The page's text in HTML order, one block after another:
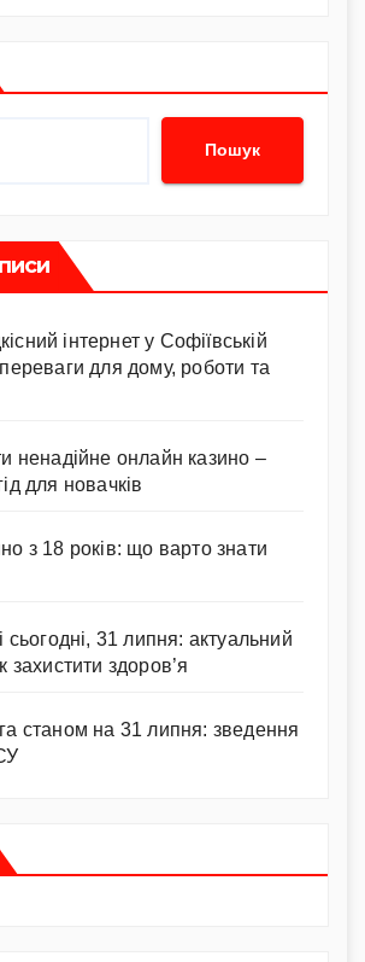
Пошук
інтернет у Софіївській
для дому, роботи та
ненадійне онлайн казино –
для новачків
з 18 років: що варто знати
сьогодні, 31 липня: актуальний
захистити здоров’я
станом на 31 липня: зведення